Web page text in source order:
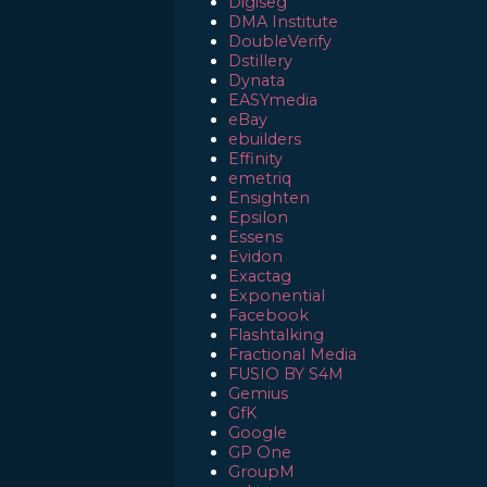
DMA Institute
DoubleVerify
Dstillery
Dynata
EASYmedia
eBay
ebuilders
Effinity
emetriq
Ensighten
Epsilon
Essens
Evidon
Exactag
Exponential
Facebook
Flashtalking
Fractional Media
FUSIO BY S4M
Gemius
GfK
Google
GP One
GroupM